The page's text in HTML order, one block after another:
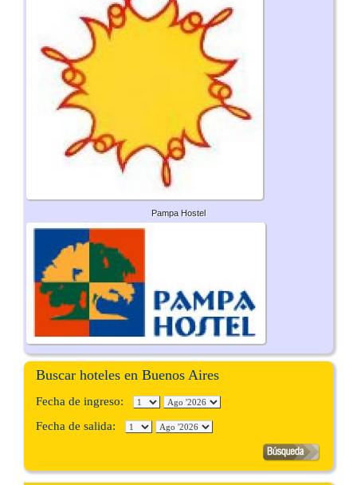
Pampa Hostel
Buscar hoteles en Buenos Aires
Fecha de ingreso:
Fecha de salida: